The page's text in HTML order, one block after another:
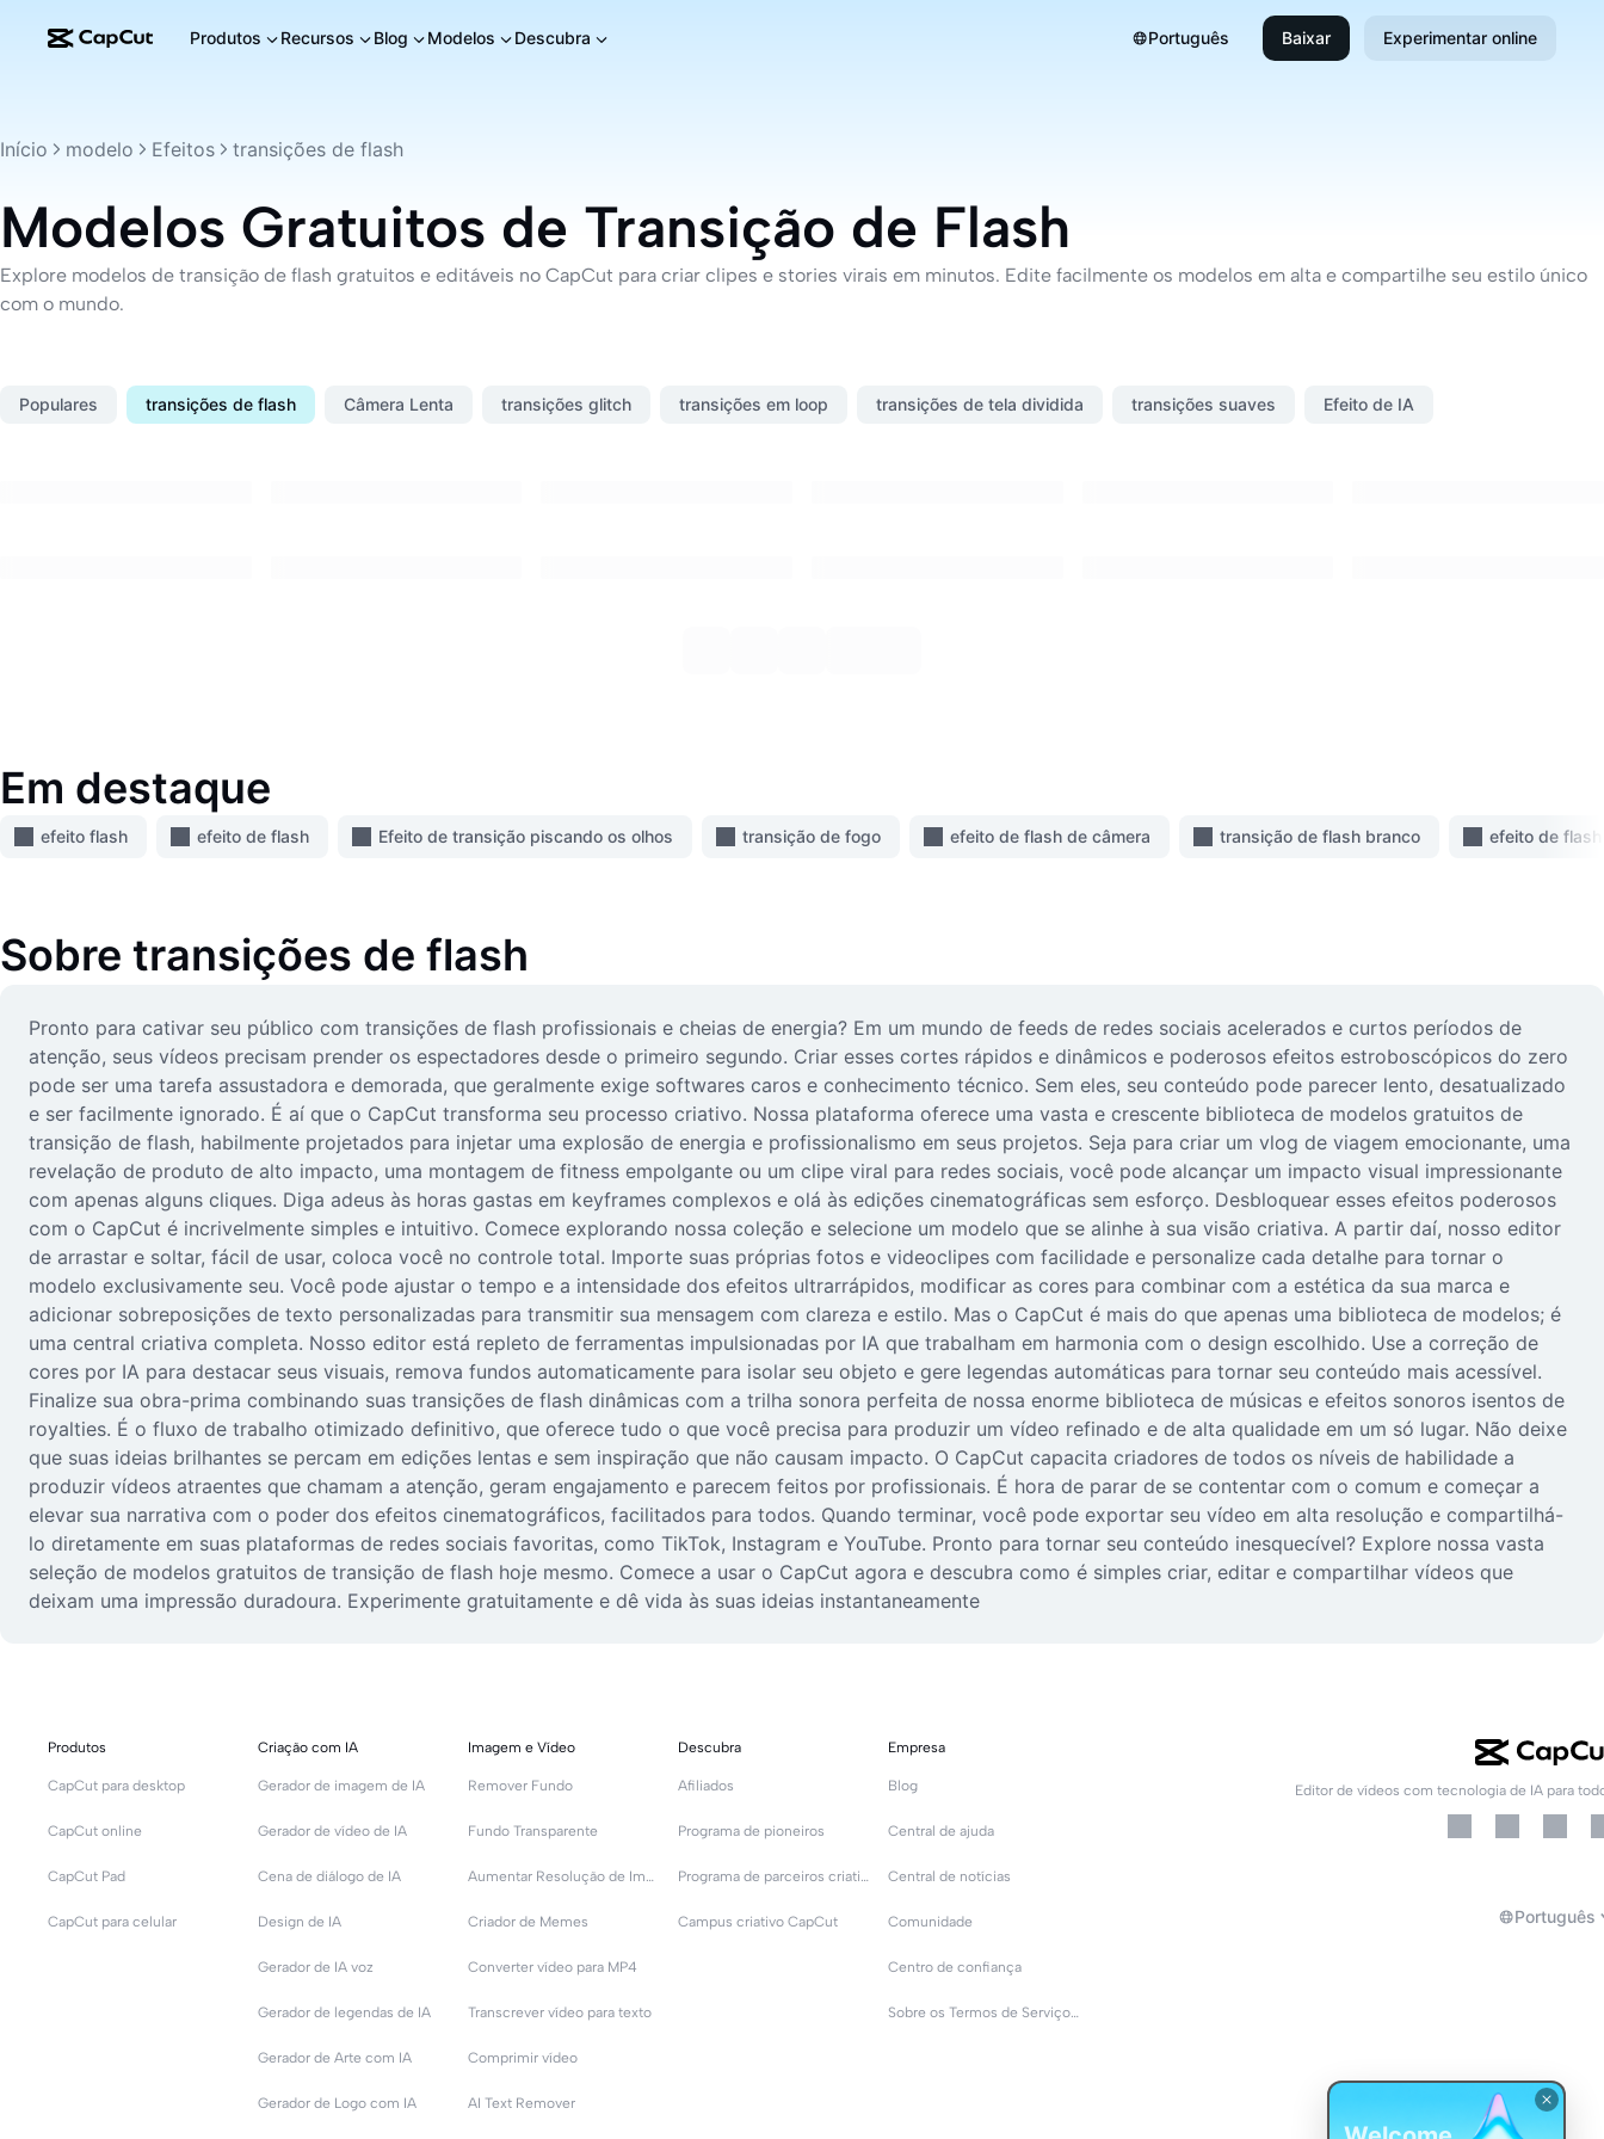
Produtos Recursos Blog Modelos Descubra Português Baixar Experimentar online
Início modelo Efeitos transições de flash
Modelos Gratuitos de Transição de Flash
Explore modelos de transição de flash gratuitos e editáveis no CapCut para criar clipes e stories virais em minutos. Edite facilmente os modelos em alta e compartilhe seu estilo único
com o mundo.
Populares transições de flash Câmera Lenta transições glitch transições em loop transições de tela dividida transições suaves Efeito de IA
Em destaque
efeito flash efeito de flash Efeito de transição piscando os olhos transição de fogo efeito de flash de câmera transição de flash branco efeito de
Sobre transições de flash
Pronto para cativar seu público com transições de flash profissionais e cheias de energia? Em um mundo de feeds de redes sociais acelerados e curtos períodos de
atenção, seus vídeos precisam prender os espectadores desde o primeiro segundo. Criar esses cortes rápidos e dinâmicos e poderosos efeitos estroboscópicos do zero
pode ser uma tarefa assustadora e demorada, que geralmente exige softwares caros e conhecimento técnico. Sem eles, seu conteúdo pode parecer lento, desatualizado
e ser facilmente ignorado. É aí que o CapCut transforma seu processo criativo. Nossa plataforma oferece uma vasta e crescente biblioteca de modelos gratuitos de
transição de flash, habilmente projetados para injetar uma explosão de energia e profissionalismo em seus projetos. Seja para criar um vlog de viagem emocionante, uma
revelação de produto de alto impacto, uma montagem de fitness empolgante ou um clipe viral para redes sociais, você pode alcançar um impacto visual impressionante
com apenas alguns cliques. Diga adeus às horas gastas em keyframes complexos e olá às edições cinematográficas sem esforço. Desbloquear esses efeitos poderosos
com o CapCut é incrivelmente simples e intuitivo. Comece explorando nossa coleção e selecione um modelo que se alinhe à sua visão criativa. A partir daí, nosso editor
de arrastar e soltar, fácil de usar, coloca você no controle total. Importe suas próprias fotos e videoclipes com facilidade e personalize cada detalhe para tornar o
modelo exclusivamente seu. Você pode ajustar o tempo e a intensidade dos efeitos ultrarrápidos, modificar as cores para combinar com a estética da sua marca e
adicionar sobreposições de texto personalizadas para transmitir sua mensagem com clareza e estilo. Mas o CapCut é mais do que apenas uma biblioteca de modelos; é
uma central criativa completa. Nosso editor está repleto de ferramentas impulsionadas por IA que trabalham em harmonia com o design escolhido. Use a correção de
cores por IA para destacar seus visuais, remova fundos automaticamente para isolar seu objeto e gere legendas automáticas para tornar seu conteúdo mais acessível.
Finalize sua obra-prima combinando suas transições de flash dinâmicas com a trilha sonora perfeita de nossa enorme biblioteca de músicas e efeitos sonoros isentos de
royalties. É o fluxo de trabalho otimizado definitivo, que oferece tudo o que você precisa para produzir um vídeo refinado e de alta qualidade em um só lugar. Não deixe
que suas ideias brilhantes se percam em edições lentas e sem inspiração que não causam impacto. O CapCut capacita criadores de todos os níveis de habilidade a
produzir vídeos atraentes que chamam a atenção, geram engajamento e parecem feitos por profissionais. É hora de parar de se contentar com o comum e começar a
elevar sua narrativa com o poder dos efeitos cinematográficos, facilitados para todos. Quando terminar, você pode exportar seu vídeo em alta resolução e compartilhá-
lo diretamente em suas plataformas de redes sociais favoritas, como TikTok, Instagram e YouTube. Pronto para tornar seu conteúdo inesquecível? Explore nossa vasta
seleção de modelos gratuitos de transição de flash hoje mesmo. Comece a usar o CapCut agora e descubra como é simples criar, editar e compartilhar vídeos que
deixam uma impressão duradoura. Experimente gratuitamente e dê vida às suas ideias instantaneamente
Produtos
CapCut para desktop
CapCut online
CapCut Pad
CapCut para celular
Criação com IA
Gerador de imagem de IA
Gerador de vídeo de IA
Cena de diálogo de IA
Design de IA
Gerador de IA voz
Gerador de legendas de IA
Gerador de Arte com IA
Gerador de Logo com IA
Imagem e Vídeo
Remover Fundo
Fundo Transparente
Aumentar Resolução de Imagem
Criador de Memes
Converter vídeo para MP4
Transcrever vídeo para texto
Comprimir vídeo
AI Text Remover
Descubra
Afiliados
Programa de pioneiros
Programa de parceiros criativos
Campus criativo CapCut
Empresa
Blog
Central de ajuda
Central de notícias
Comunidade
Centro de confiança
Sobre os Termos de Serviço do CapCut
Editor de vídeos com tecnologia de IA para
Português